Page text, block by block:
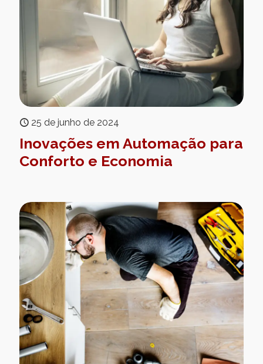
25 de junho de 2024
Inovações em Automação para
Conforto e Economia